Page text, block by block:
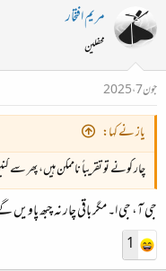
مریم افتخار
محفلین
جون 7، 2025
یاز نے کہا:
چار کونے تو تقریباً ناممکن ہیں، پھر
جی آ، جی ا۔ مگر باقی چار نہ چبھ پاویں
1